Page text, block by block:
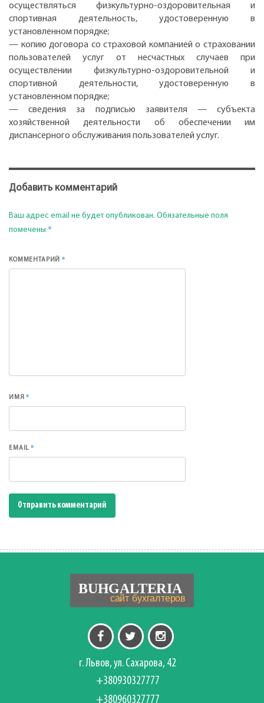
осуществляться физкультурно-оздоровительная и
спортивная деятельность, удостоверенную в
установленном порядке;
— копию договора со страховой компанией о страховании
пользователей услуг от несчастных случаев при
осуществлении физкультурно-оздоровительной и
спортивной деятельности, удостоверенную в
установленном порядке;
— сведения за подписью заявителя — субъекта
хозяйственной деятельности об обеспечении им
диспансерного обслуживания пользователей услуг.
Добавить комментарий
Ваш адрес email не будет опубликован. Обязательные поля
помечены *
КОММЕНТАРИЙ*
ИМЯ*
EMAIL*
г. Львов, ул. Сахарова, 42
+380930327777
+380960327777